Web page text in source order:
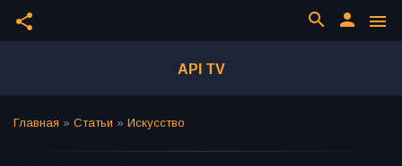
share menu
person
search
API TV
Главная » Статьи » Искусство